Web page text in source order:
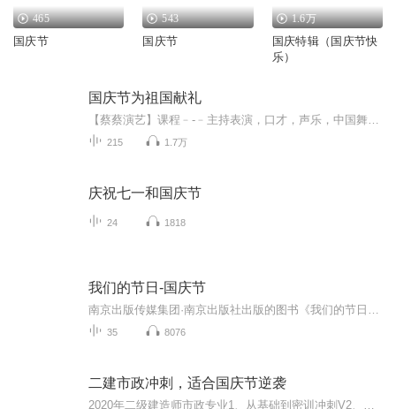
465
国庆节
543
国庆节
1.6万
国庆特辑（国庆节快
乐）
国庆节为祖国献礼
215 1.7万
庆祝七一和国庆节
24 1818
我们的节日-国庆节
35 8076
二建市政冲刺，适合国庆节逆袭